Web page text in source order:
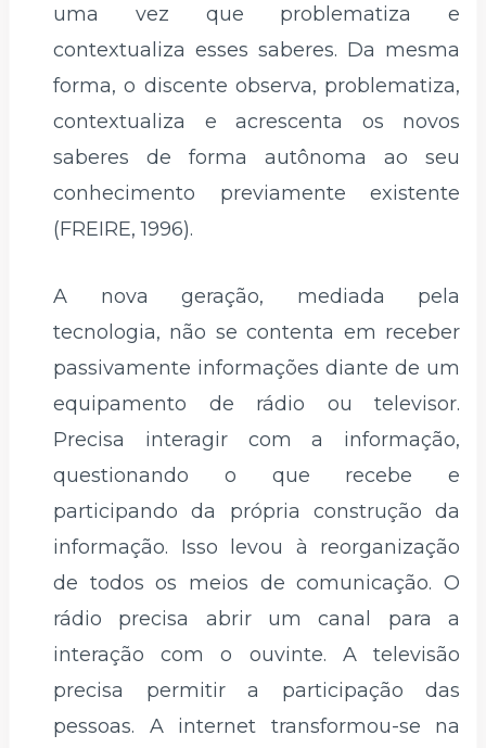
uma vez que problematiza e
contextualiza esses saberes. Da mesma
forma, o discente observa, problematiza,
contextualiza e acrescenta os novos
saberes de forma autônoma ao seu
conhecimento previamente existente
(FREIRE, 1996).
A nova geração, mediada pela
tecnologia, não se contenta em receber
passivamente informações diante de um
equipamento de rádio ou televisor.
Precisa interagir com a informação,
questionando o que recebe e
participando da própria construção da
informação. Isso levou à reorganização
de todos os meios de comunicação. O
rádio precisa abrir um canal para a
interação com o ouvinte. A televisão
precisa permitir a participação das
pessoas. A internet transformou-se na